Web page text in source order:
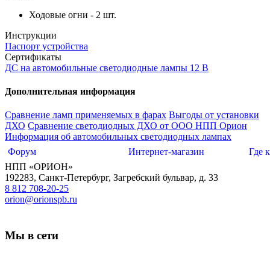
Ходовые огни - 2 шт.
Инструкции
Паспорт устройства
Сертификаты
ДС на автомобильные светодиодные лампы 12 В
Дополнительная информация
Сравнение ламп применяемых в фарах Выгоды от установки
ДХО Сравнение светодиодных ДХО от ООО НПП Орион
Информация об автомобильных светодиодных лампах
Форум
Интернет-магазин
Где
НПП «ОРИОН»
192283, Санкт-Петербург, Загребский бульвар, д. 33
8 812 708-20-25
orion@orionspb.ru
Мы в сети